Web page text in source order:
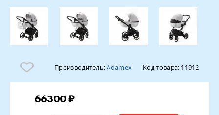
Производитель:Adamex Код товара: 11912
66300 ₽